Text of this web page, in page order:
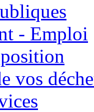
- Emploi
vos